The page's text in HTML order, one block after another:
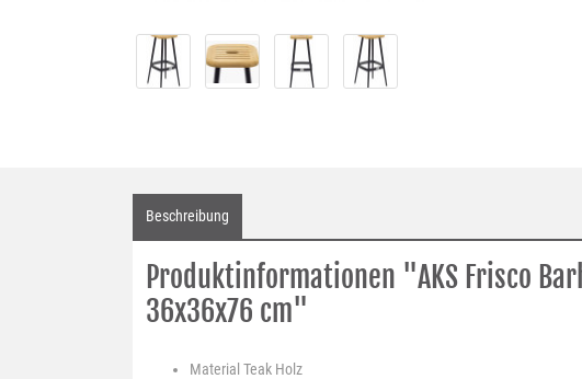
Beschreibung
Produktinformationen "AKS Frisco
36x36x76 cm"
Material Teak Holz